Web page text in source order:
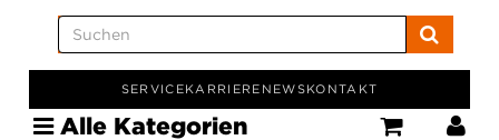
SERVICEKARRIERE NEWSKONTAKT
Alle Kategorien